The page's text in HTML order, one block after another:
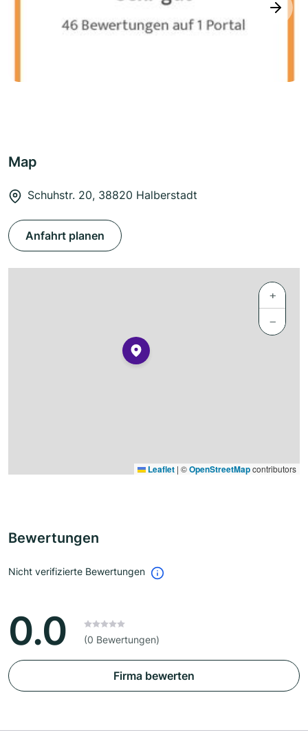
next
Map
Schuhstr. 20, 38820 Halberstadt
Anfahrt planen
+
−
Leaflet | ©OpenStreetMapcontributors
Bewertungen
Nicht verifizierte Bewertungen
0.0 (0 Bewertungen)
Firma bewerten